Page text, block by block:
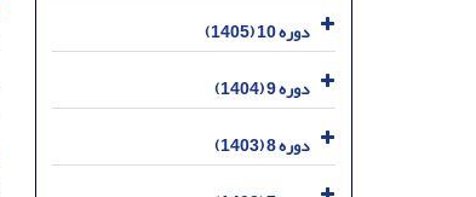
دوره 10 (1405)
دوره 9 (1404)
دوره 8 (1403)